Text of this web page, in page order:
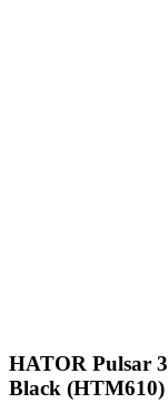
HATOR Pulsar 3
Black (HTM610)